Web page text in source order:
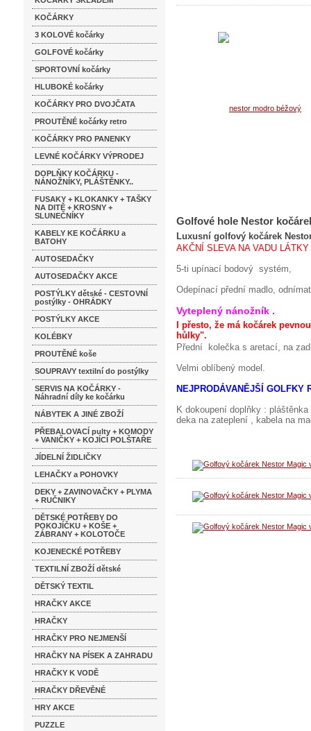
KOČÁRKY
3 KOLOVÉ kočárky
GOLFOVÉ kočárky
SPORTOVNÍ kočárky
HLUBOKÉ kočárky
KOČÁRKY PRO DVOJČATA
PROUTĚNÉ kočárky retro
KOČÁRKY PRO PANENKY
LEVNÉ KOČÁRKY VÝPRODEJ
DOPLŇKY KOČÁRKU -
NÁNOŽNÍKY, PLÁŠTĚNKY..
FUSAKY + KLOKANKY + TAŠKY
NA DITĚ + KROSNY +
SLUNEČNÍKY
KABELY KE KOČÁRKU a
BATOHY
AUTOSEDAČKY
AUTOSEDAČKY AKCE
POSTÝLKY dětské - CESTOVNÍ
postýlky - OHRÁDKY
POSTÝLKY AKCE
KOLÉBKY
PROUTĚNÉ koše
SOUPRAVY textilní do postýlky
SERVIS NA KOČÁRKY -
Náhradní díly ke kočárku
NÁBYTEK A JINÉ ZBOŽÍ
PŘEBALOVACÍ pulty + KOMODY
+ VANIČKY + KOJÍCÍ POLŠTAŘE
JÍDELNÍ ŽIDLIČKY
LEHAČKY a POHOVKY
DEKY + ZAVINOVAČKY + PLYMA
+ RUČNIKY
DĚTSKÉ POTŘEBY DO
POKOJÍČKU + KOŠE +
ZÁBRANY + KOLOTOČE
KOJENECKÉ POTŘEBY
TEXTILNÍ ZBOŽÍ dětské
DĚTSKÝ TEXTIL
HRAČKY AKCE
HRAČKY
HRAČKY PRO NEJMENŠÍ
HRAČKY NA PÍSEK A ZAHRADU
HRAČKY K VODĚ
HRAČKY DŘEVĚNÉ
HRY AKCE
PUZZLE
Golfové hole Nestor
Luxusní golfový kočárek
AKČNÍ SLEVA NA VADU LÁTKY
5-ti upínací bodový systém,
Odepínací přední madlo,
Vyteplený nánožník .
I přesto, že má kočárek
hůlky".
Přední kolečka s aretací, na
Velmi oblíbený model.
NEJPRODÁVANĚJŠÍ GOLFKY
K dokoupení doplňky :
deka na zateplení , kabela na